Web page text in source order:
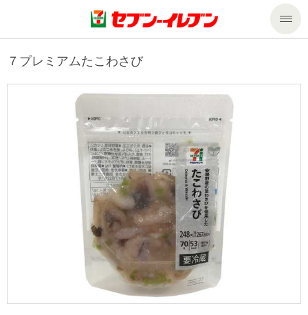
商品のご案内
商品のご案内トップ
商品カテゴリ一覧
食の安全・安心への取組み
セール・キャンペーン
マルチコピー機でできること
マルチコピー機でできることトップ
ニュースリリース
サステナビリティ
サステナビリティトップ
７プレミアムたこわさび